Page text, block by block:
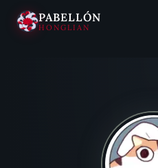
PABELLÓN
HONGLIAN